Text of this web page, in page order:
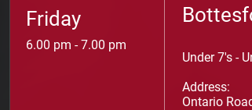
Friday
6.00 pm - 7.00 pm
Under 7's -
Address:
Ontario